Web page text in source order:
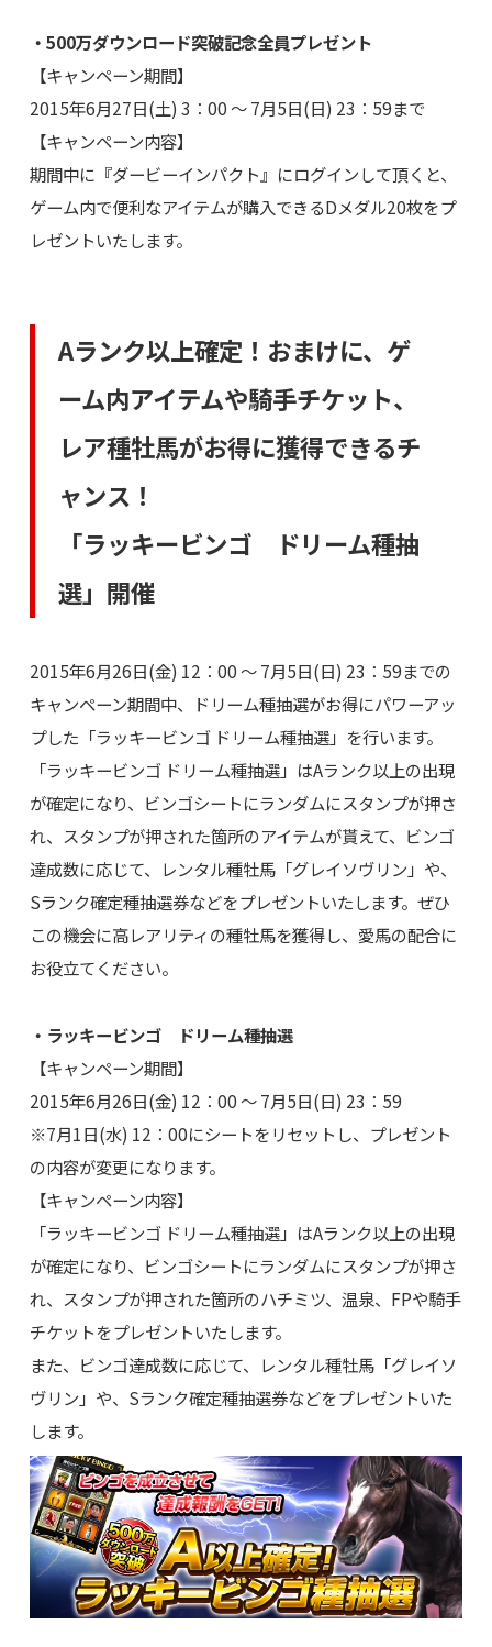
・500万ダウンロード突破記念全員プレゼント
【キャンペーン期間】
2015年6月27日(土) 3：00 ～ 7月5日(日) 23：59まで
【キャンペーン内容】
期間中に『ダービーインパクト』にログインして頂くと、
ゲーム内で便利なアイテムが購入できるDメダル20枚をプ
レゼントいたします。
Aランク以上確定！おまけに、ゲ
ーム内アイテムや騎手チケット、
レア種牡馬がお得に獲得できるチ
ャンス！
「ラッキービンゴ ドリーム種抽
選」開催
2015年6月26日(金) 12：00 ～ 7月5日(日) 23：59までの
キャンペーン期間中、ドリーム種抽選がお得にパワーアッ
プした「ラッキービンゴ ドリーム種抽選」を行います。
「ラッキービンゴ ドリーム種抽選」はAランク以上の出現
が確定になり、ビンゴシートにランダムにスタンプが押さ
れ、スタンプが押された箇所のアイテムが貰えて、ビンゴ
達成数に応じて、レンタル種牡馬「グレイソヴリン」や、
Sランク確定種抽選券などをプレゼントいたします。ぜひ
この機会に高レアリティの種牡馬を獲得し、愛馬の配合に
お役立てください。
・ラッキービンゴ ドリーム種抽選
【キャンペーン期間】
2015年6月26日(金) 12：00 ～ 7月5日(日) 23：59
※7月1日(水) 12：00にシートをリセットし、プレゼント
の内容が変更になります。
【キャンペーン内容】
「ラッキービンゴ ドリーム種抽選」はAランク以上の出現
が確定になり、ビンゴシートにランダムにスタンプが押さ
れ、スタンプが押された箇所のハチミツ、温泉、FPや騎手
チケットをプレゼントいたします。
また、ビンゴ達成数に応じて、レンタル種牡馬「グレイソ
ヴリン」や、Sランク確定種抽選券などをプレゼントいた
します。